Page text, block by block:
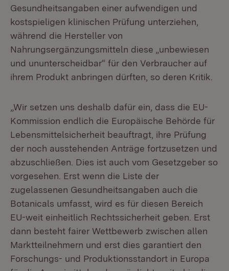
Gesundheitsangaben einer aufwendigen und
kostspieligen klinischen Prüfung unterziehen,
während die Hersteller von
Nahrungsergänzungsmitteln diese „unbewiesen
und ununterscheidbar“ für den Verbraucher auf
ihrem Produkt anbringen dürften, so deren Kritik.
„Wir setzen uns deshalb dafür ein, dass die EU-
Kommission endlich die Europäische Behörde für
Lebensmittelsicherheit beauftragt, ihre Prüfung
der noch ausstehenden Anträge fortzusetzen und
abzuschließen. Dies ist auch vom Gesetzgeber so
vorgesehen. Erst wenn die Liste der
zugelassenen Gesundheitsangaben auch die
Botanicals umfasst, wird es für diesen Bereich
EU-weit einheitlich Rechtssicherheit geben. Erst
dann besteht fairer Wettbewerb zwischen allen
Marktteilnehmern und erst dies garantiert den
Forschungs- und Produktionsstandort in Europa